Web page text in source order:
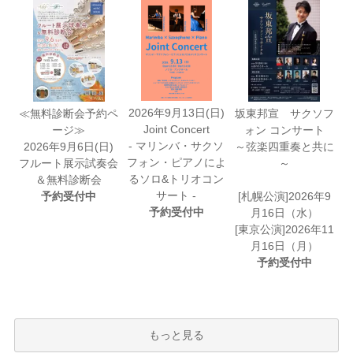
≪無料診断会予約ペ
ージ≫
2026年9月6日(日)
フルート展示試奏会
＆無料診断会
予約受付中
2026年9月13日(日)
Joint Concert
- マリンバ・サクソ
フォン・ピアノによ
るソロ&トリオコン
サート -
予約受付中
坂東邦宣 サクソフ
ォン コンサート
～弦楽四重奏と共に
～
[札幌公演]2026年9
月16日（水）
[東京公演]2026年11
月16日（月）
予約受付中
もっと見る